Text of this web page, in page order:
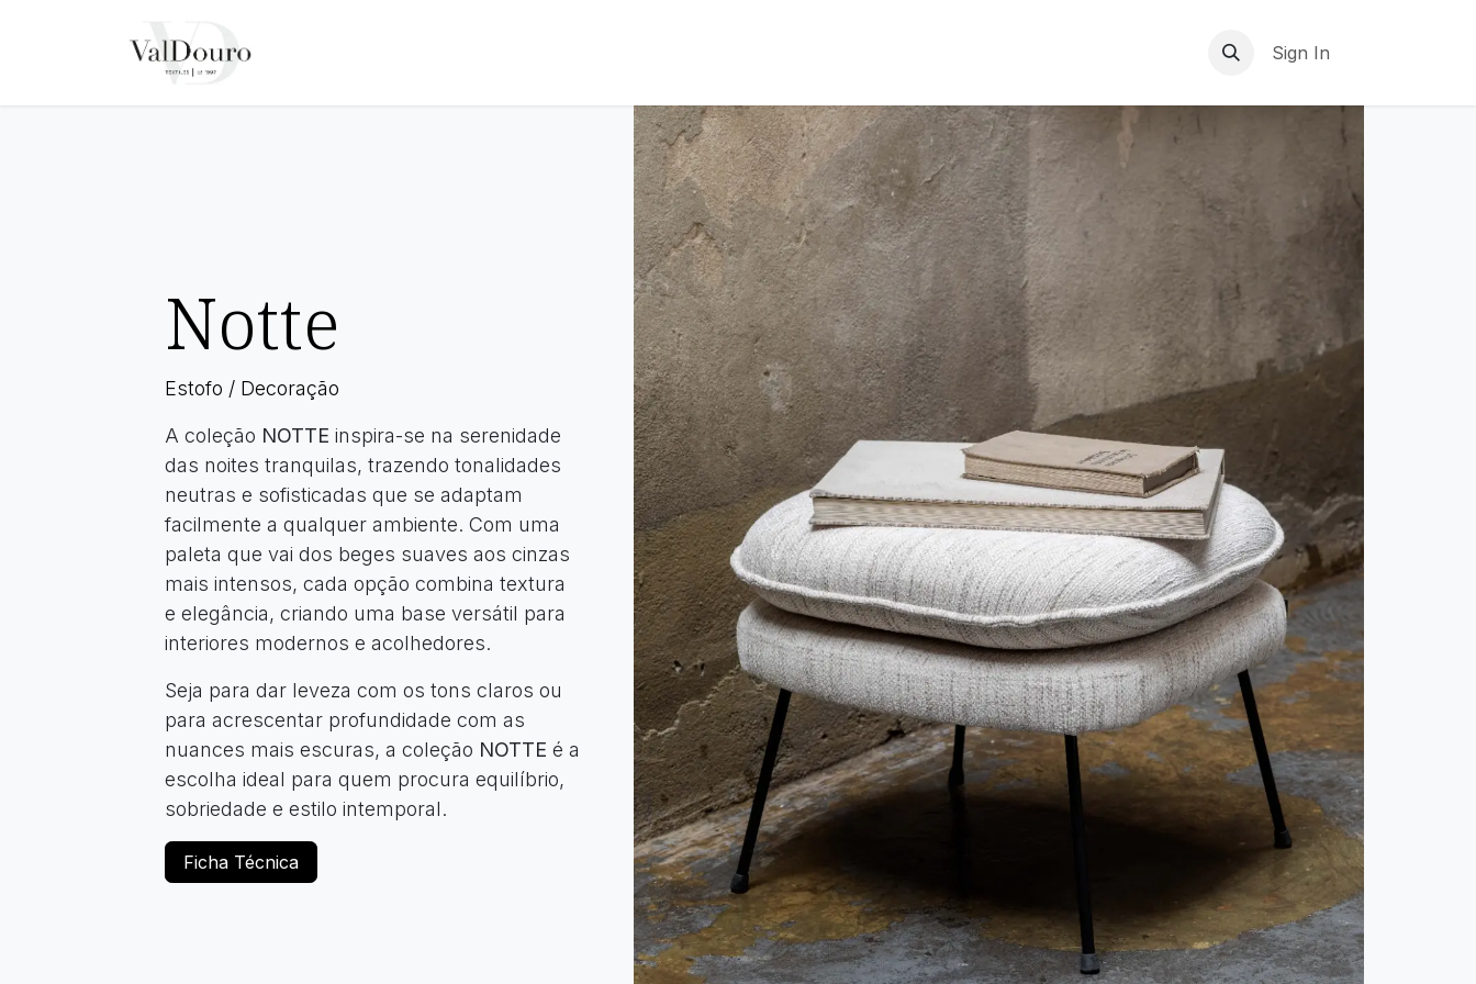
Sign In
Notte
Estofo / Decoração
A coleção NOTTE inspira-se na serenidade
das noites tranquilas, trazendo tonalidades
neutras e sofisticadas que se adaptam
facilmente a qualquer ambiente. Com uma
paleta que vai dos beges suaves aos cinzas
mais intensos, cada opção combina textura
e elegância, criando uma base versátil para
interiores modernos e acolhedores.
Seja para dar leveza com os tons claros ou
para acrescentar profundidade com as
nuances mais escuras, a coleção NOTTE é a
escolha ideal para quem procura equilíbrio,
sobriedade e estilo intemporal.
Ficha Técnica